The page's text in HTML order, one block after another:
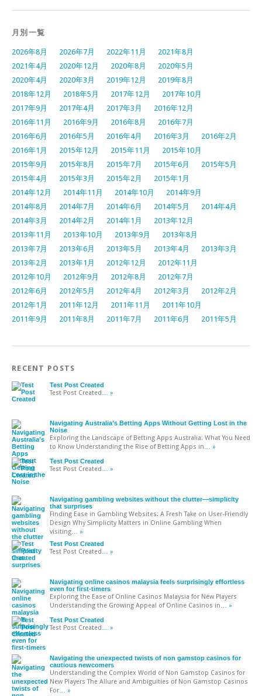
月別一覧
2026年8月 2026年7月 2022年11月
2021年8月
2021年4月
2020年12月 2020年8月
2020年5月
2020年4月
2020年3月 2019年12月
2019年8月
2018年12月
2018年5月 2017年12月
2017年10月
2017年9月
2017年4月 2017年3月
2016年12月
2016年11月
2016年9月 2016年8月
2016年7月
2016年6月
2016年5月 2016年4月 2016年3月
2016年2月
2016年1月
2015年12月 2015年11月
2015年10月
2015年9月
2015年8月 2015年7月 2015年6月
2015年5月
2015年4月
2015年3月 2015年2月
2015年1月
2014年12月
2014年11月 2014年10月
2014年9月
2014年8月
2014年7月 2014年6月 2014年5月
2014年4月
2014年3月
2014年2月 2014年1月
2013年12月
2013年11月
2013年10月 2013年9月
2013年8月
2013年7月
2013年6月 2013年5月 2013年4月
2013年3月
2013年2月
2013年1月 2012年12月
2012年11月
2012年10月
2012年9月 2012年8月
2012年7月
2012年6月
2012年5月 2012年4月 2012年3月
2012年2月
2012年1月
2011年12月 2011年11月
2011年10月
2011年9月
2011年8月 2011年7月 2011年6月 2011年5月
RECENT POSTS
Test Post Created
Test Post Created … »
Navigating Australia’s Betting Apps Without Getting Lost in the
Noise
Exploring the Landscape of Betting Apps Australia: What You Need
to Know Understanding the Rise of Betting Apps in … »
Test Post Created
Test Post Created … »
Navigating gambling websites without the clutter—simplicity
that surprises
Finding Ease in Gambling Websites: A Fresh Take on User-Friendly
Design Why Simplicity Matters in Online Gambling When
visiting … »
Test Post Created
Test Post Created … »
Navigating online casinos malaysia feels surprisingly effortless
even for first-timers
Exploring the Ease of Online Casinos Malaysia for New Players
Understanding the Growing Appeal of Online Casinos in … »
Test Post Created
Test Post Created … »
Navigating the unexpected twists of non gamstop casinos for
cautious newcomers
Understanding the Complex World of Non Gamstop Casinos for
New Players The Allure and Ambiguities of Non Gamstop Casinos
For … »